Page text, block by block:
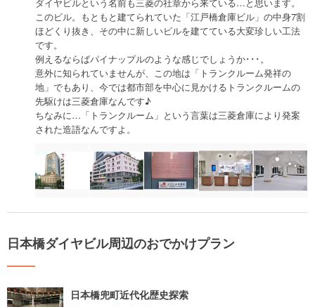
ダイヤビルという名前も三菱の社章から来ている…と思います。
このビル。もともと建てられていた「江戸橋倉庫ビル」の中身7割
ほどくり抜き、その中に新しいビルを建てている大変珍しい工法
です。
例えるならばパイナップルのような感じでしょうか･･･。
意外に知られていませんが、この地は「トランクルーム発祥の
地」でもあり、今では都市部を中心に見かけるトランクルームの
先駆けは三菱倉庫なんです♪
ちなみに…「トランクルーム」という言葉は三菱倉庫により発案
された造語なんですよ。
日本橋ダイヤビル周辺のおでかけプラン
日本橋兜町近代化歴史探索